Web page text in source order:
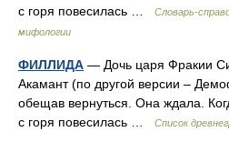
с горя повесилась …
Cловарь-
мифологии
ФИЛЛИДА — Дочь царя Фракии
Акамант (по другой версии –
обещав вернуться. Она ждала.
с горя повесилась …
Список